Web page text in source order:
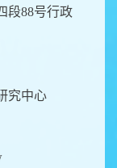
段88号行政
究中心